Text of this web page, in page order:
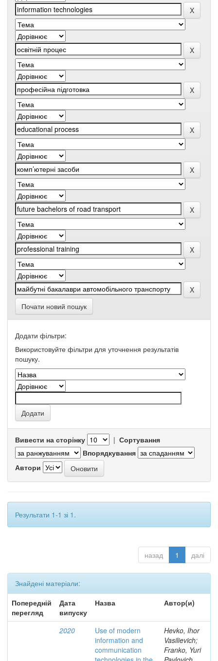
Почати новий пошук
Додати фільтри:
Використовуйте фільтри для уточнення результатів
пошуку.
Вивести на сторінку | Сортування
Впорядкування
Автори
Результати 1-1 зі 1.
назад 1 далі
Знайдені матеріали:
Попередній
перегляд
Дата
випуску
Назва Автор(и)
2020
Use of modern
information and
communication
Hevko, Ihor
Vasilievich;
Franko, Yuri